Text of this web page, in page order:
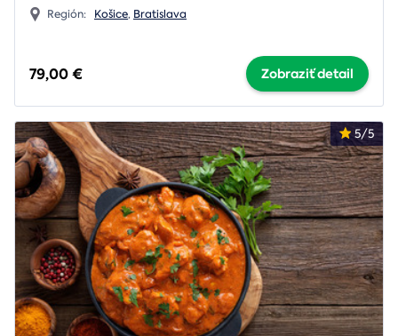
Región: Košice, Bratislava
79,00 € Zobraziť detail
5/5